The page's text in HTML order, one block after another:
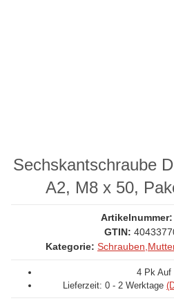
Sechskantschraube
A2, M8 x 50,
Artikelnummer:
GTIN:
Kategorie:
4 Pk Auf
Lieferzeit: 0 - 2 Werktage